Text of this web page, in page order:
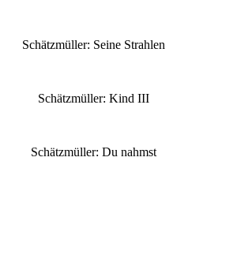
Schätzmüller: Seine Strahlen
Schätzmüller: Kind III
Schätzmüller: Du nahmst